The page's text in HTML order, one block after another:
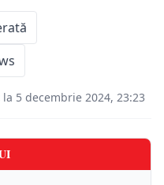
la 5 decembrie 2024, 23:23